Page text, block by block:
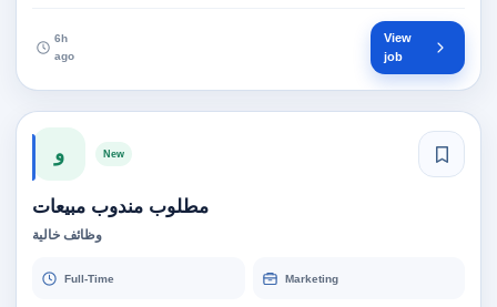
6h
ago
View
job
و New
مطلوب مندوب مبيعات
وظائف خالية
Full-Time Marketing